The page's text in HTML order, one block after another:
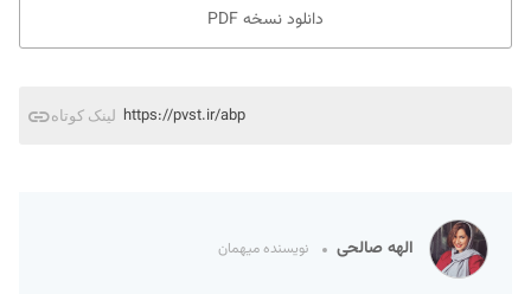
دانلود نسخه PDF
لینک کوتاه https://pvst.ir/abp
الهه صالحی نویسنده میهمان